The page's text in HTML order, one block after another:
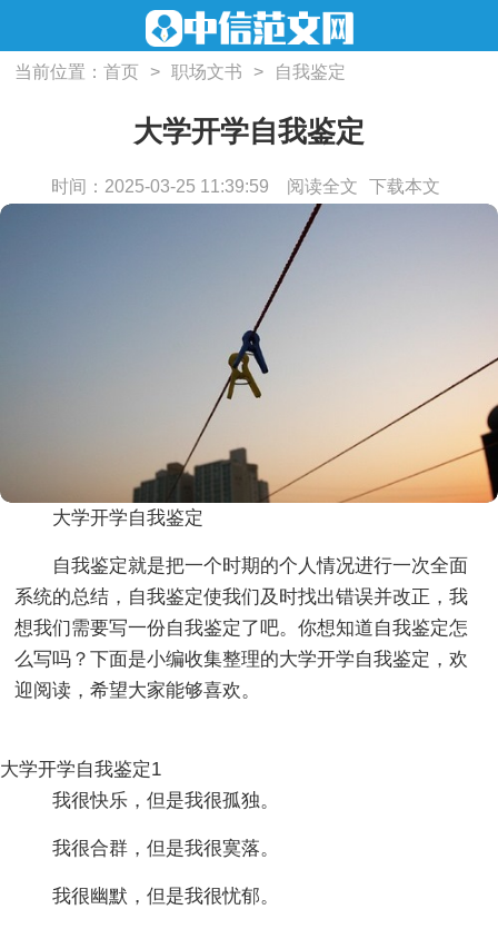
当前位置：首页 > 职场文书 > 自我鉴定
大学开学自我鉴定
时间：2025-03-25 11:39:59 阅读全文 下载本文
大学开学自我鉴定
自我鉴定就是把一个时期的个人情况进行一次全面
系统的总结，自我鉴定使我们及时找出错误并改正，我
想我们需要写一份自我鉴定了吧。你想知道自我鉴定怎
么写吗？下面是小编收集整理的大学开学自我鉴定，欢
迎阅读，希望大家能够喜欢。
大学开学自我鉴定1
我很快乐，但是我很孤独。
我很合群，但是我很寞落。
我很幽默，但是我很忧郁。